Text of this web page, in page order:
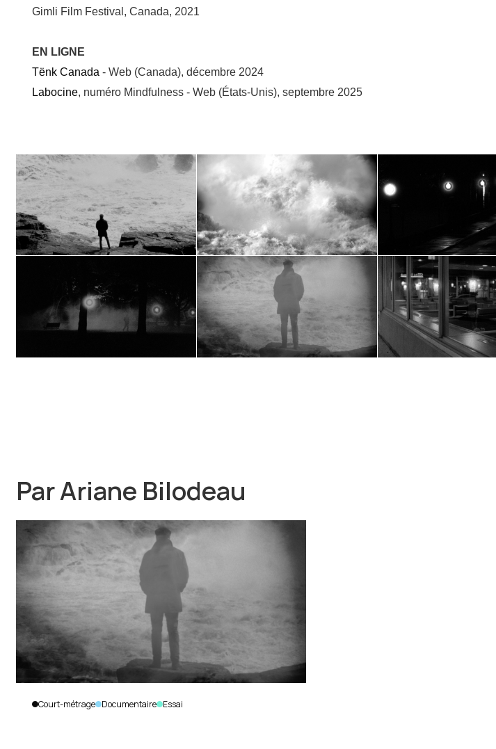
Gimli Film Festival, Canada, 2021
EN LIGNE
Tënk Canada - Web (Canada), décembre 2024
Labocine, numéro Mindfulness - Web (États-Unis), septembre 2025
ParAriane Bilodeau
Court-métrage Documentaire Essai